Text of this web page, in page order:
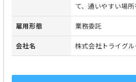
て、通いやすい場所
雇用形態 業務委託
会社名 株式会社トライグル